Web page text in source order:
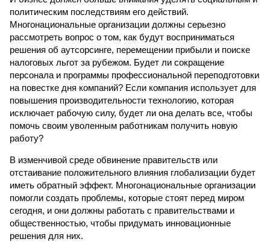
политическим последствиям его действий.
Многонациональные организации должны серьезно
рассмотреть вопрос о том, как будут восприниматься
решения об аутсорсинге, перемещении прибыли и поиске
налоговых льгот за рубежом. Будет ли сокращение
персонала и программы профессиональной переподготовки
на повестке дня компаний? Если компания использует для
повышения производительности технологию, которая
исключает рабочую силу, будет ли она делать все, чтобы
помочь своим уволенным работникам получить новую
работу?
В изменчивой среде обвинение правительств или
отстаивание положительного влияния глобализации будет
иметь обратный эффект. Многонациональные организации
помогли создать проблемы, которые стоят перед миром
сегодня, и они должны работать с правительствами и
общественностью, чтобы придумать инновационные
решения для них.